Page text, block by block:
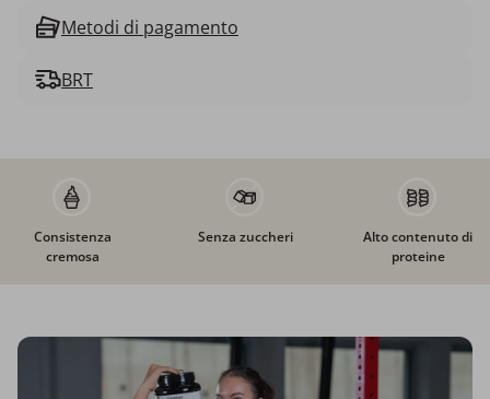
Metodi di pagamento
BRT
Consistenza
cremosa
Senza zuccheri
Alto contenuto di
proteine